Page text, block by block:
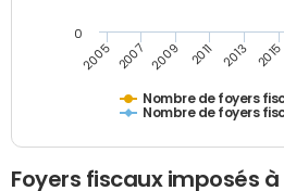
Nombre de foyers
Nombre de foyers
2005 2007 2009 2011 2013 2015
0
Foyers fiscaux imposés